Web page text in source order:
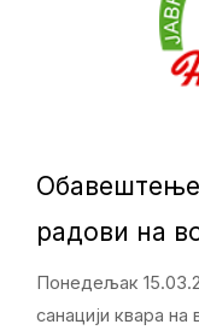
Обавештење
радови на
Понедељак
санацији квара